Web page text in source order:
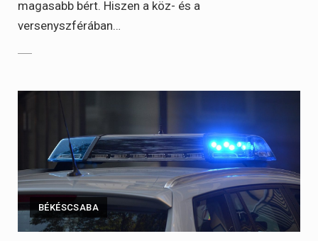
magasabb bért. Hiszen a köz- és a
versenyszférában…
BÉKÉSCSABA